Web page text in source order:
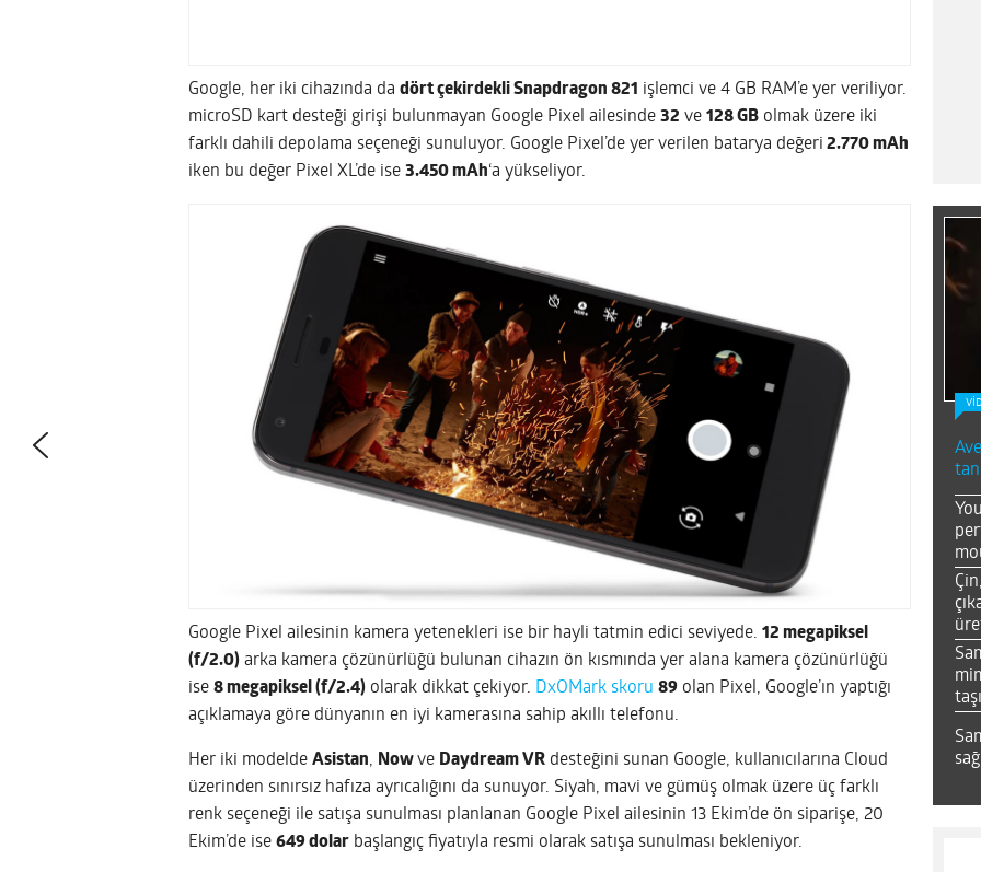
Google, her iki cihazında da dört çekirdekli Snapdragon 821 işlemci ve 4 GB RAM’e yer veriliyor.
microSD kart desteği girişi bulunmayan Google Pixel ailesinde 32 ve 128 GB olmak üzere iki
farklı dahili depolama seçeneği sunuluyor. Google Pixel’de yer verilen batarya değeri 2.770 mAh
iken bu değer Pixel XL’de ise 3.450 mAh‘a yükseliyor.
Google Pixel ailesinin kamera yetenekleri ise bir hayli tatmin edici seviyede. 12 megapiksel
(f/2.0) arka kamera çözünürlüğü bulunan cihazın ön kısmında yer alana kamera çözünürlüğü
ise 8 megapiksel (f/2.4) olarak dikkat çekiyor. DxOMark skoru 89 olan Pixel, Google’ın yaptığı
açıklamaya göre dünyanın en iyi kamerasına sahip akıllı telefonu.
Her iki modelde Asistan, Nowve Daydream VR desteğini sunan Google, kullanıcılarına Cloud
üzerinden sınırsız hafıza ayrıcalığını da sunuyor. Siyah, mavi ve gümüş olmak üzere üç farklı
renk seçeneği ile satışa sunulması planlanan Google Pixel ailesinin 13 Ekim’de ön siparişe, 20
Ekim’de ise 649 dolar başlangıç fiyatıyla resmi olarak satışa sunulması bekleniyor.